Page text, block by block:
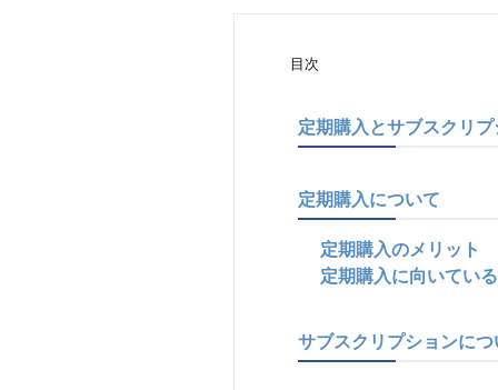
目次
定期購入とサブスクリ
定期購入について
定期購入のメリット
定期購入に向いてい
サブスクリプションにつ